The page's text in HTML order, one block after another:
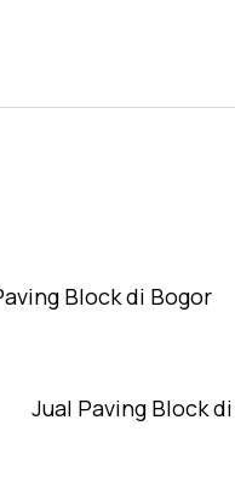
Block di Bogor
Jual Paving Block